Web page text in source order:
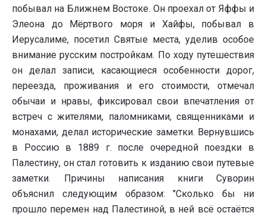
побывал на Ближнем Востоке. Он проехал от Яффы и
Элеона до Мёртвого моря и Хайфы, побывал в
Иерусалиме, посетил Святые места, уделив особое
внимание русским постройкам. По ходу путешествия
он делал записи, касающиеся особенности дорог,
переезда, проживания и его стоимости, отмечал
обычаи и нравы, фиксировал свои впечатления от
встреч с жителями, паломниками, священниками и
монахами, делал исторические заметки. Вернувшись
в Россию в 1889 г. после очередной поездки в
Палестину, он стал готовить к изданию свои путевые
заметки. Причины написания книги Суворин
объяснил следующим образом: "Сколько бы ни
прошло перемен над Палестиной, в ней всё остаётся